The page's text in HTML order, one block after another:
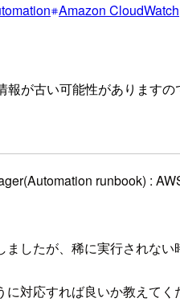
Amazon CloudWatch
が古い可能性がありますの
runbook) :
したが、稀に実行されない
対応すれば良いか教えてく